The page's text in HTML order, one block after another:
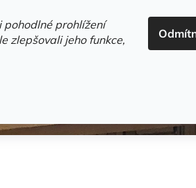
pohodlné prohlížení
zlepšovali jeho funkce,
HLEDAT